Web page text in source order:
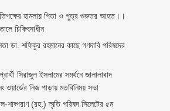
হামলায় পিতা ও পুত্র গুরুতর আহত।।
চিকিৎসাধীন
ডা. শফিকুর রহমানের কাছে গণদাবি পরিষদের
সিরাজুল ইসলামের সমর্থনে জালালাবাদ
ওয়ার্ডের নিজ পাড়ায় মতবিনিময় সভা
শাহ্পরাণ (রহ.) স্মৃতি পরিষদ সিলেটের ৫ম